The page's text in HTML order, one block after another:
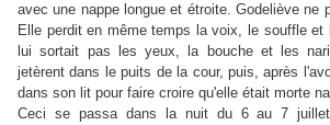
avec une nappe longue et étroite. Godeliève ne
Elle perdit en même temps la voix, le souffle et
lui sortait pas les yeux, la bouche et les
jetèrent dans le puits de la cour, puis, après
dans son lit pour faire croire qu'elle était morte
Ceci se passa dans la nuit du 6 au 7